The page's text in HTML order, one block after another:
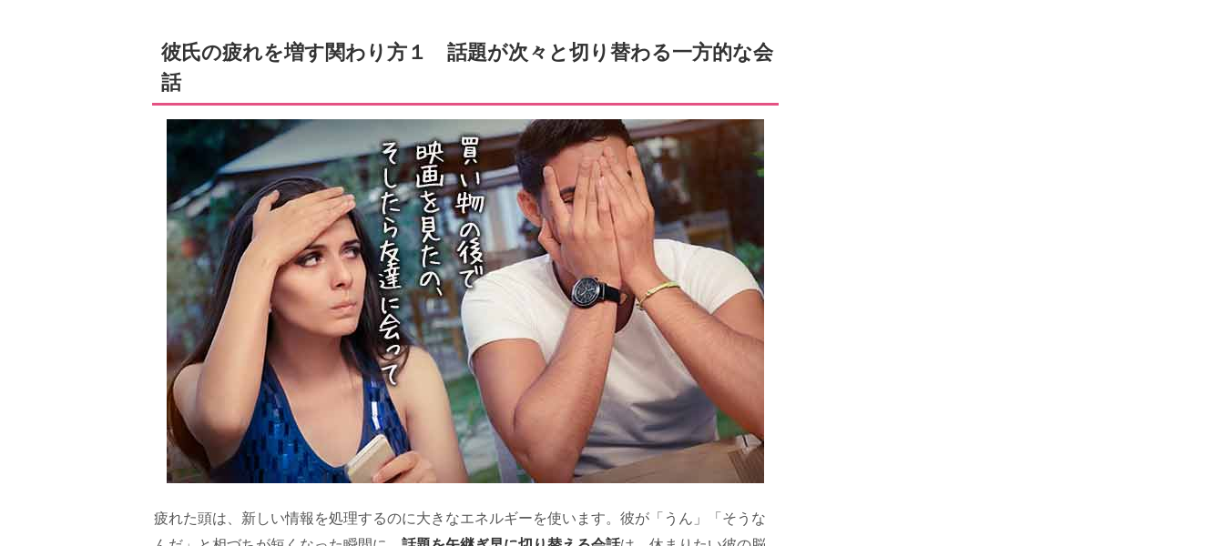
彼氏の疲れを増す関わり方１ 話題が次々と切り替わる一方的な会
話
疲れた頭は、新しい情報を処理するのに大きなエネルギーを使います。彼が「うん」「そうな